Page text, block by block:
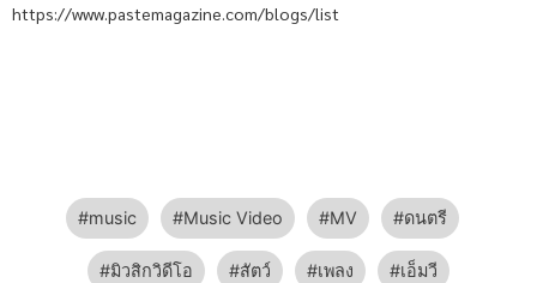
https://www.pastemagazine.com/blogs/list
music Music Video MV ดนตรี
มิวสิกวิดีโอ สัตว์ เพลง เอ็มวี